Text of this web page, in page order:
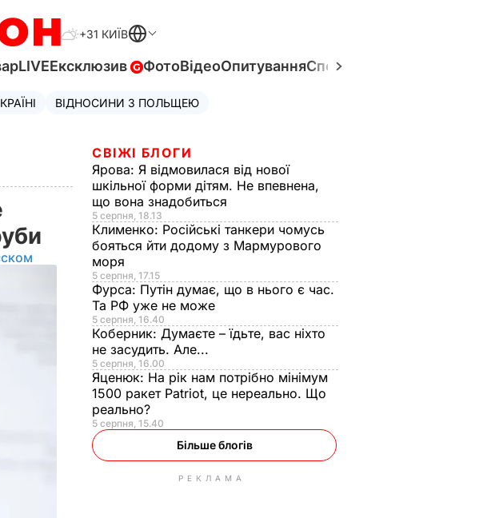
+31 КИЇВ
LIVEЕксклюзив ФотоВідеоОпитуванняСпецпроєкти
ВІДНОСИНИ З ПОЛЬЩЕЮ
СВІЖІ БЛОГИ
Ярова: Я відмовилася від нової
шкільної форми дітям. Не впевнена,
що вона знадобиться
5 серпня, 18.13
Клименко: Російські танкери чомусь
бояться йти додому з Мармурового
моря
5 серпня, 17.15
Фурса: Путін думає, що в нього є час.
Та РФ уже не може
5 серпня, 16.40
Коберник: Думаєте – їдьте, вас ніхто
не засудить. Але...
5 серпня, 16.00
Яценюк: На рік нам потрібно мінімум
1500 ракет Patriot, це нереально. Що
реально?
5 серпня, 15.40
Більше блогів
РЕКЛАМА